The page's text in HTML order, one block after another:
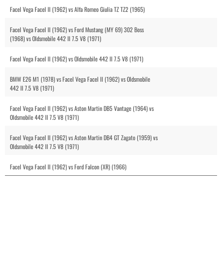
Facel Vega Facel II (1962) vs Alfa Romeo Giulia TZ TZ2 (1965)
Facel Vega Facel II (1962) vs Ford Mustang (MY 69) 302 Boss
(1968) vs Oldsmobile 442 II 7.5 V8 (1971)
Facel Vega Facel II (1962) vs Oldsmobile 442 II 7.5 V8 (1971)
BMW E26 M1 (1978) vs Facel Vega Facel II (1962) vs Oldsmobile
442 II 7.5 V8 (1971)
Facel Vega Facel II (1962) vs Aston Martin DB5 Vantage (1964) vs
Oldsmobile 442 II 7.5 V8 (1971)
Facel Vega Facel II (1962) vs Aston Martin DB4 GT Zagato (1959) vs
Oldsmobile 442 II 7.5 V8 (1971)
Facel Vega Facel II (1962) vs Ford Falcon (XR) (1966)